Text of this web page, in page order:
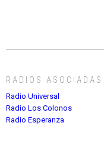
RADIOS ASOCIADAS
Radio Universal
Radio Los Colonos
Radio Esperanza